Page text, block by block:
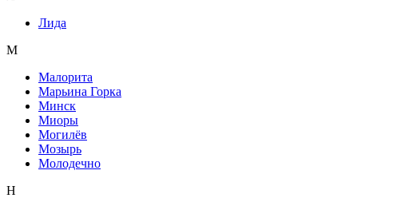
Лида
М
Малорита
Марьина Горка
Минск
Миоры
Могилёв
Мозырь
Молодечно
Н